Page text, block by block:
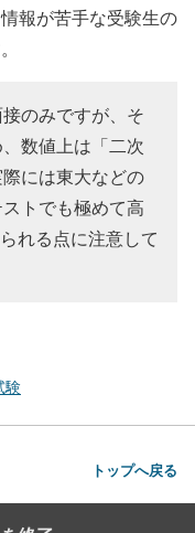
報が苦手な受験生の
のみですが、そ
数値上は「二次
には東大などの
トでも極めて高
れる点に注意して
験
トップへ戻る